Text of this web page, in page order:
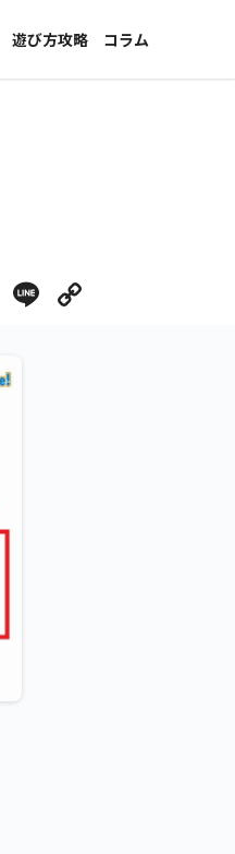
遊び方攻略
コラム
インタビュー
X Line